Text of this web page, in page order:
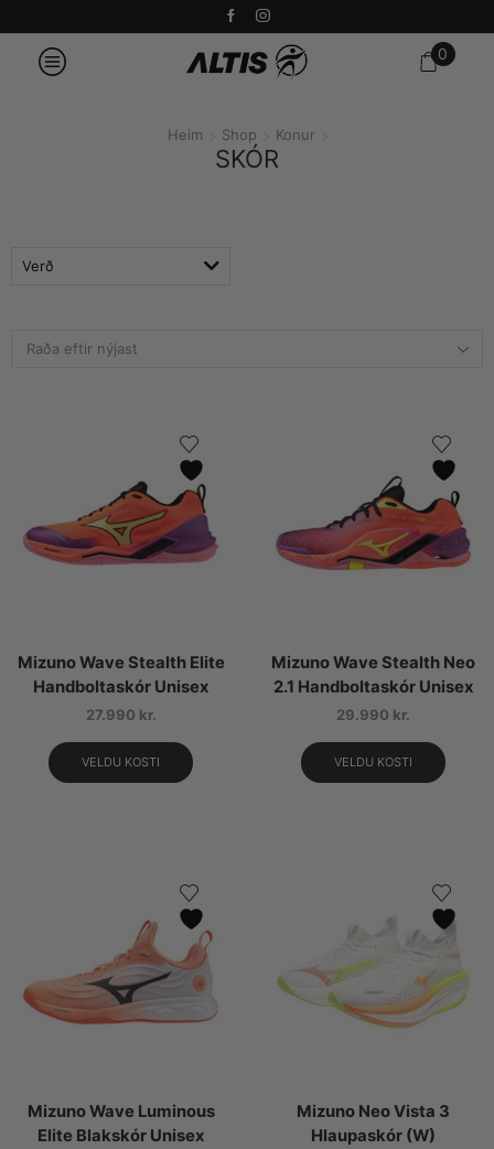
0
Heim Shop Konur
SKÓR
Verð
Mizuno Wave Stealth Elite
Handboltaskór Unisex
27.990 kr.
VELDU KOSTI
Mizuno Wave Stealth Neo
2.1 Handboltaskór Unisex
29.990 kr.
VELDU KOSTI
Mizuno Wave Luminous
Elite Blakskór Unisex
Mizuno Neo Vista 3
Hlaupaskór (W)